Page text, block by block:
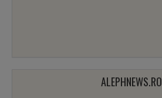
ALEPHNEWS.RO